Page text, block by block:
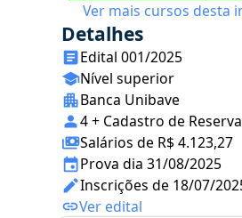
Ver mais cursos desta
Detalhes
Edital 001/2025
Nível superior
Banca Unibave
4 + Cadastro de
Salários de R$ 4.123,27
Prova dia 31/08/2025
Inscrições de 18/07/
Ver edital